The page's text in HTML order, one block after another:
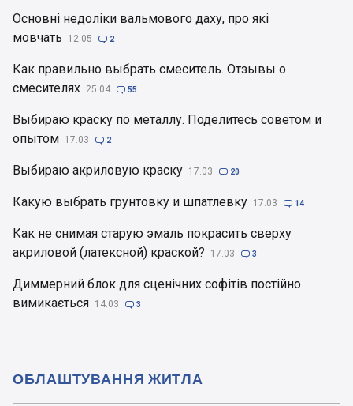
Основні недоліки вальмового даху, про які
мовчать
12.05  2
Как правильно выбрать смеситель. Отзывы о
смесителях 25.04  55
Выбираю краску по металлу. Поделитесь советом и
опытом 17.03  2
Выбираю акриловую краску 17.03  20
Какую выбрать грунтовку и шпатлевку 17.03  14
Как не снимая старую эмаль покрасить сверху
акриловой (латексной) краской?
17.03  3
Диммерний блок для сценічних софітів постійно
вимикається 14.03  3
ОБЛАШТУВАННЯ ЖИТЛА